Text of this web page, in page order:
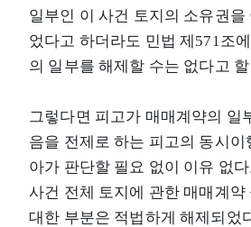
일부인 이 사건 토지의 소유권을
었다고 하더라도 민법 제571조
의 일부를 해제할 수는 없다고
그렇다면 피고가 매매계약의 일
음을 전제로 하는 피고의 동시이
아가 판단할 필요 없이 이유 없
사건 전체 토지에 관한 매매계약
대한 부분은 적법하게 해제되었